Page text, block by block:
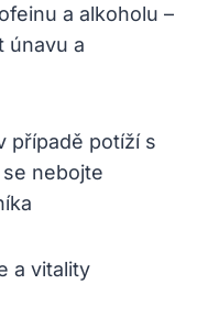
a alkoholu –
únavu a
případě potíží s
nebojte